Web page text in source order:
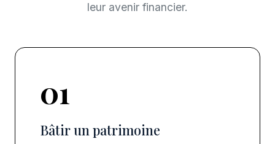
leur avenir financier.
01
Bâtir un patrimoine